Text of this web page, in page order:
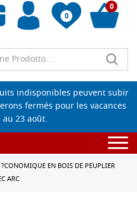
0
vide
0
indisponibles peuvent subir
fermés pour les vacances
23 août.
?CONOMIQUE EN BOIS DE PEUPLIER
ARC